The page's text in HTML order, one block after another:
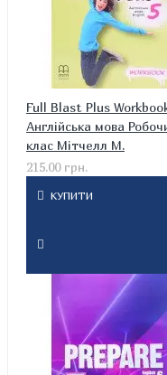
Full Blast Plus
Англійська мова
клас Мітчелл М.
215.00 грн.
КУПИТИ